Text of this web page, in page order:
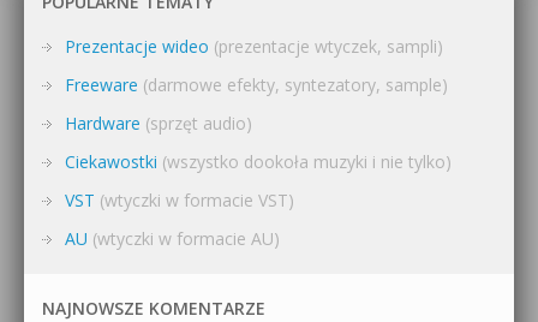
Prezentacje wideo (prezentacje wtyczek, sampli)
Freeware (darmowe efekty, syntezatory, sample)
Hardware (sprzęt audio)
Ciekawostki (wszystko dookoła muzyki i nie tylko)
VST (wtyczki w formacie VST)
AU (wtyczki w formacie AU)
NAJNOWSZE KOMENTARZE